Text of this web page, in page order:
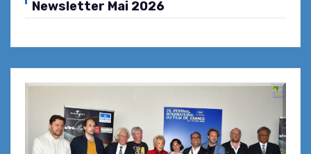
Newsletter Mai 2026